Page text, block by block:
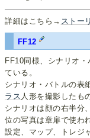
詳細はこちら→ ストー
FF12
FF10同様、シナリオ
ている。
シナリオ・バトルの表
ラス 人形を撮影したも
シナリオは顔の右半分
位の写真は章扉で使わ
設定、マップ、トレジ